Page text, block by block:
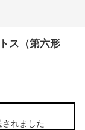
ス（第六形
されました